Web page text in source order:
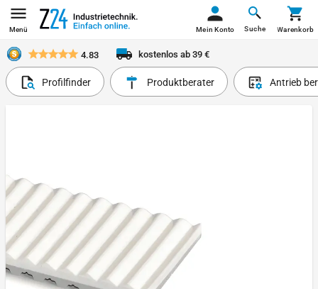
Menü Suche
Mein Konto Warenkorb
4.83 kostenlos ab 39 €
Profilfinder Produktberater Antrieb